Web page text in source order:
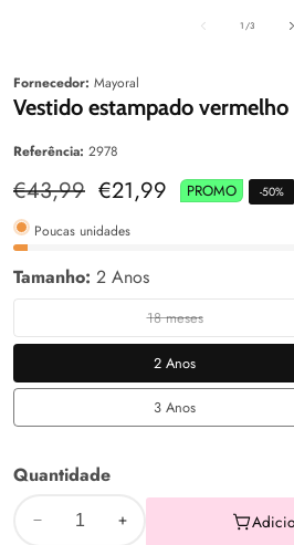
1 /de3
Fornecedor: Mayoral
Vestido estampado
Referência: 2978
Preço
normal
€43,99 Preço
venda
€21,99 PROMO -50%
Poucas unidades
Tamanho: 2 Anos
18 meses
18
meses
2 Anos
2
Anos
3 Anos
Quantidade
Diminuir
Aumentar